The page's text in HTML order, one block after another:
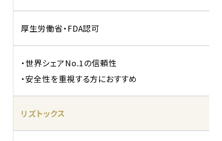
厚生労働省・FDA認可
・世界シェアNo.1の信頼性
・安全性を重視する方におすすめ
リズトックス